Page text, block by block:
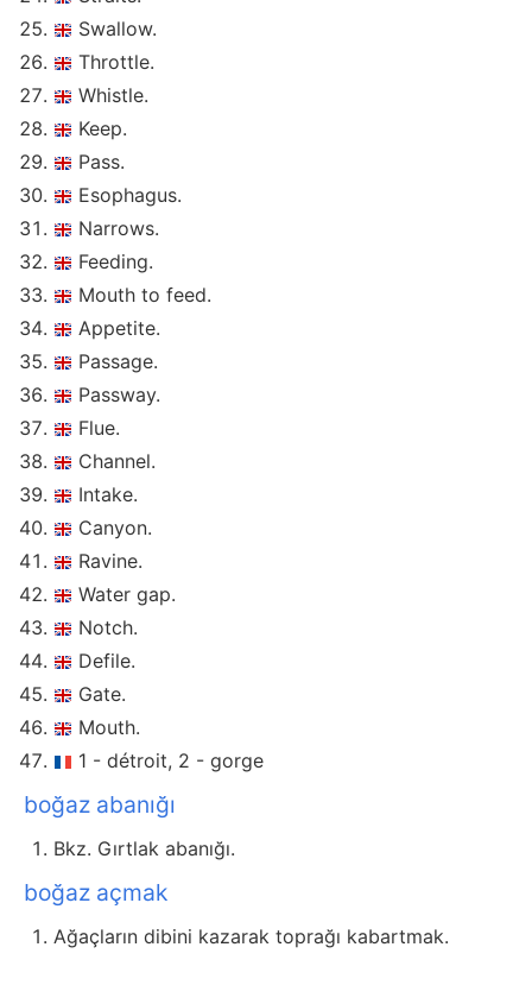
Swallow.
Throttle.
Whistle.
Keep.
Pass.
Esophagus.
Narrows.
Feeding.
Mouth to feed.
Appetite.
Passage.
Passway.
Flue.
Channel.
Intake.
Canyon.
Ravine.
Water gap.
Notch.
Defile.
Gate.
Mouth.
1 - détroit, 2 - gorge
boğaz abanığı
Bkz. Gırtlak abanığı.
boğaz açmak
Ağaçların dibini kazarak toprağı kabartmak.